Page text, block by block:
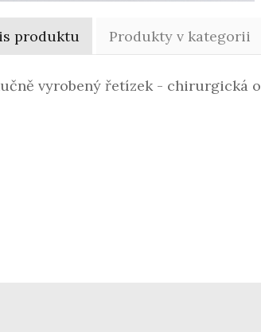
produktu Produkty v kategorii
vyrobený řetízek - chirurgická